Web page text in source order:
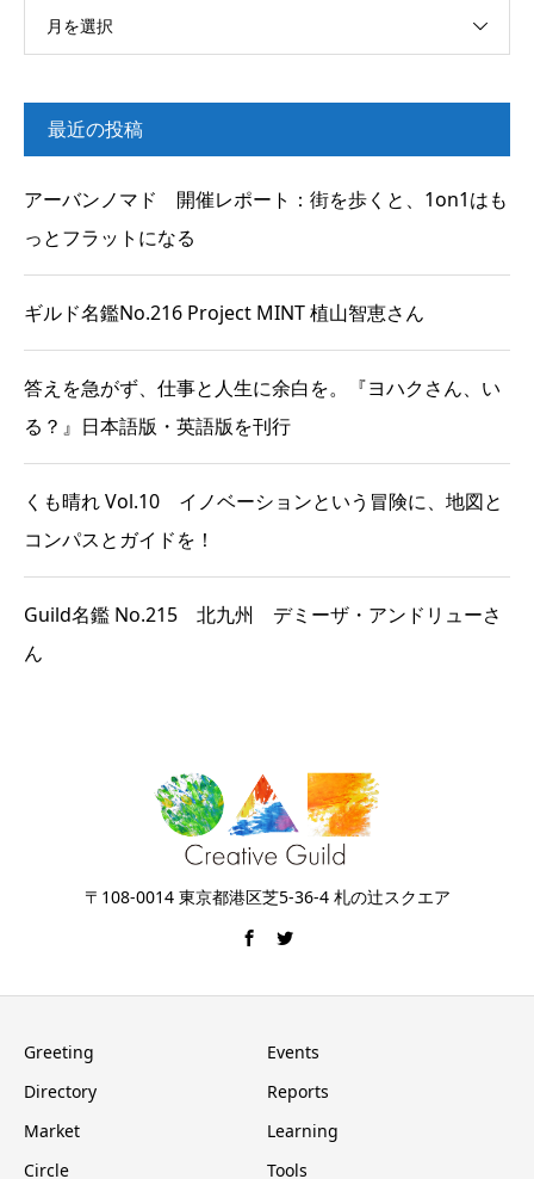
月を選択
最近の投稿
アーバンノマド 開催レポート：街を歩くと、1on1はも
っとフラットになる
ギルド名鑑No.216 Project MINT 植山智恵さん
答えを急がず、仕事と人生に余白を。『ヨハクさん、い
る？』日本語版・英語版を刊行
くも晴れ Vol.10 イノベーションという冒険に、地図と
コンパスとガイドを！
Guild名鑑 No.215 北九州 デミーザ・アンドリューさ
ん
〒108-0014 東京都港区芝5-36-4 札の辻スクエア
Greeting
Events
Directory
Reports
Market
Learning
Circle
Tools